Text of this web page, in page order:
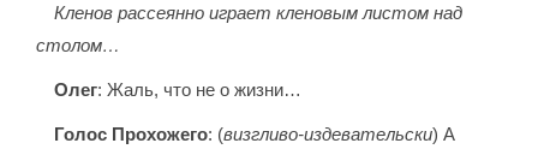
Кленов рассеянно играет кленовым листом над
столом…
Олег: Жаль, что не о жизни…
Голос Прохожего: (визгливо-издевательски) А